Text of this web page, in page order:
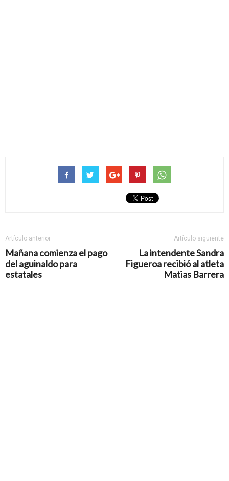
Artículo anterior
Mañana comienza el pago
del aguinaldo para
estatales
Artículo siguiente
La intendente Sandra
Figueroa recibió al atleta
Matias Barrera